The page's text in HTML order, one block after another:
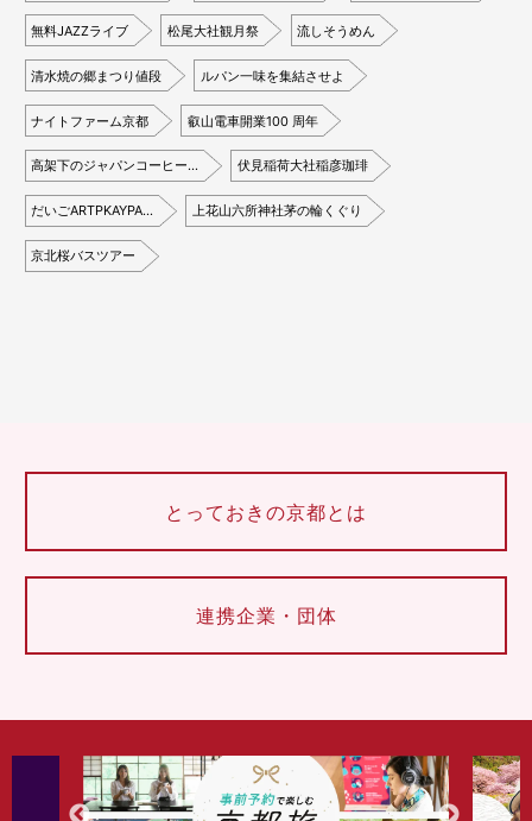
無料JAZZライブ 松尾大社観月祭 流しそうめん
清水焼の郷まつり値段 ルパン一味を集結させよ
ナイトファーム京都 叡山電車開業100 周年
高架下のジャパンコーヒー… 伏見稲荷大社稲彦珈琲
だいごARTPKAYPA… 上花山六所神社茅の輪くぐり
京北桜バスツアー
とっておきの京都とは
連携企業・団体